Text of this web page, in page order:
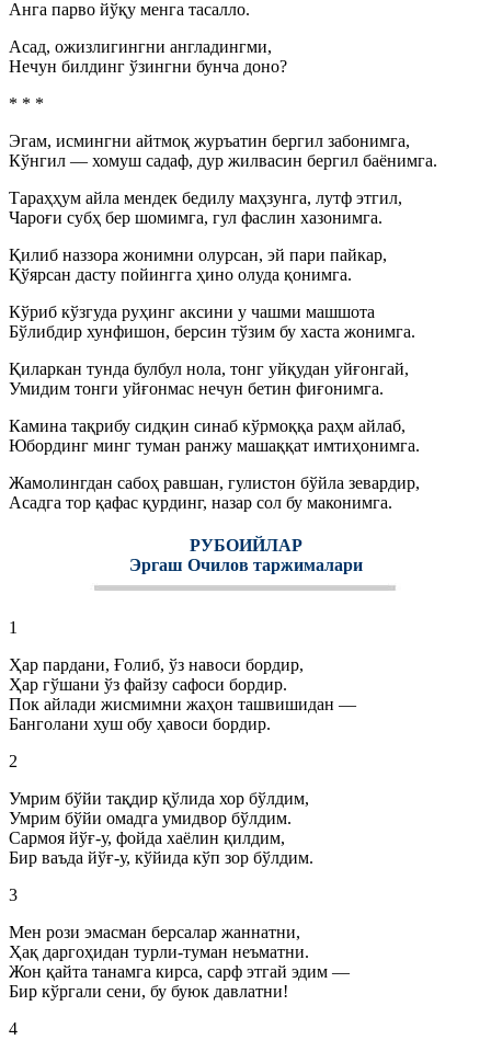
Анга парво йўқу менга тасалло.
Асад, ожизлигингни англадингми,
Нечун билдинг ўзингни бунча доно?
* * *
Эгам, исмингни айтмоқ журъатин бергил забонимга,
Кўнгил — хомуш садаф, дур жилвасин бергил баёнимга.
Тараҳҳум айла мендек бедилу маҳзунга, лутф этгил,
Чароғи субҳ бер шомимга, гул фаслин хазонимга.
Қилиб наззора жонимни олурсан, эй пари пайкар,
Қўярсан дасту пойингга ҳино олуда қонимга.
Кўриб кўзгуда руҳинг аксини у чашми машшота
Бўлибдир хунфишон, берсин тўзим бу хаста жонимга.
Қиларкан тунда булбул нола, тонг уйқудан уйғонгай,
Умидим тонги уйғонмас нечун бетин фиғонимга.
Камина тақрибу сидқин синаб кўрмоққа раҳм айлаб,
Юбординг минг туман ранжу машаққат имтиҳонимга.
Жамолингдан сабоҳ равшан, гулистон бўйла зевардир,
Асадга тор қафас қурдинг, назар сол бу маконимга.
РУБОИЙЛАР
Эргаш Очилов таржималари
1
Ҳар пардани, Ғолиб, ўз навоси бордир,
Ҳар гўшани ўз файзу сафоси бордир.
Пок айлади жисмимни жаҳон ташвишидан —
Банголани хуш обу ҳавоси бордир.
2
Умрим бўйи тақдир қўлида хор бўлдим,
Умрим бўйи омадга умидвор бўлдим.
Сармоя йўғ-у, фойда хаёлин қилдим,
Бир ваъда йўғ-у, кўйида кўп зор бўлдим.
3
Мен рози эмасман берсалар жаннатни,
Ҳақ даргоҳидан турли-туман неъматни.
Жон қайта танамга кирса, сарф этгай эдим —
Бир кўргали сени, бу буюк давлатни!
4